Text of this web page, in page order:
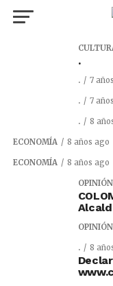
.
. 7
. 7
. 8
ECONOMÍA 8 años ago
ECONOMÍA 8 años ago
OPINIÓN
OPINIÓN
. 8